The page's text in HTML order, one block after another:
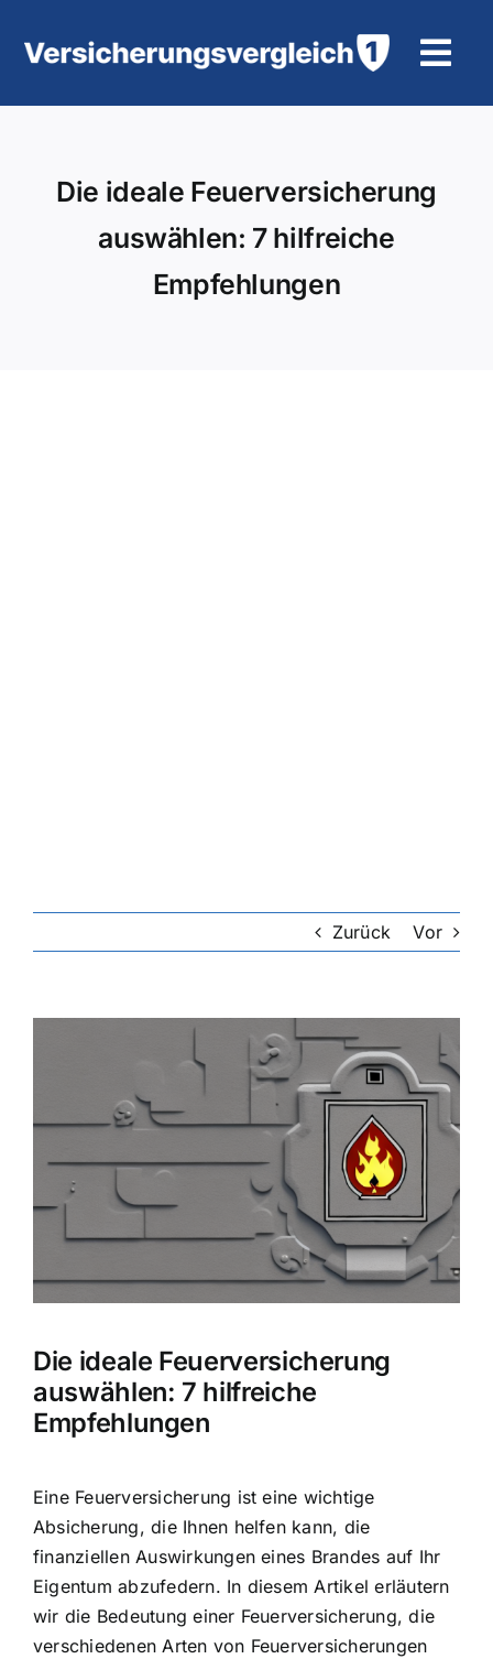
Inhalt
KFZ-Versicherung
Hundekrankenversicherung
Berufsunfähigkeitsversicherung
Weitere Tarifvergleiche
Hilfe und Kontakt
Die ideale Feuerversicherung
auswählen: 7 hilfreiche
Empfehlungen
Zurück Vor
Die ideale Feuerversicherung
auswählen: 7 hilfreiche
Empfehlungen
Eine Feuerversicherung ist eine wichtige
Absicherung, die Ihnen helfen kann, die
finanziellen Auswirkungen eines Brandes auf Ihr
Eigentum abzufedern. In diesem Artikel erläutern
wir die Bedeutung einer Feuerversicherung, die
verschiedenen Arten von Feuerversicherungen